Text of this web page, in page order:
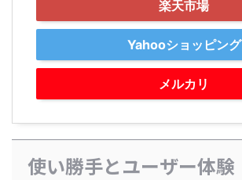
楽天市場
Yahooショッピング
メルカリ
使い勝手とユーザー体験